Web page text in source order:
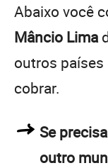
Abaixo você
Mâncio Lima
outros países
cobrar.
Se
outro